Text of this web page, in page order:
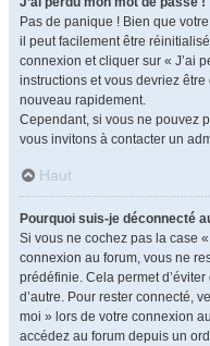
Pas de panique ! Bien que
il peut facilement être
connexion et cliquer sur « J’ai
instructions et vous devriez
nouveau rapidement.
Cependant, si vous ne pouvez
vous invitons à contacter un
Haut
Pourquoi suis-je déconnecté
Si vous ne cochez pas la case
connexion au forum, vous ne
prédéfinie. Cela permet
d’autre. Pour rester connecté,
moi » lors de votre connexion
accédez au forum depuis un